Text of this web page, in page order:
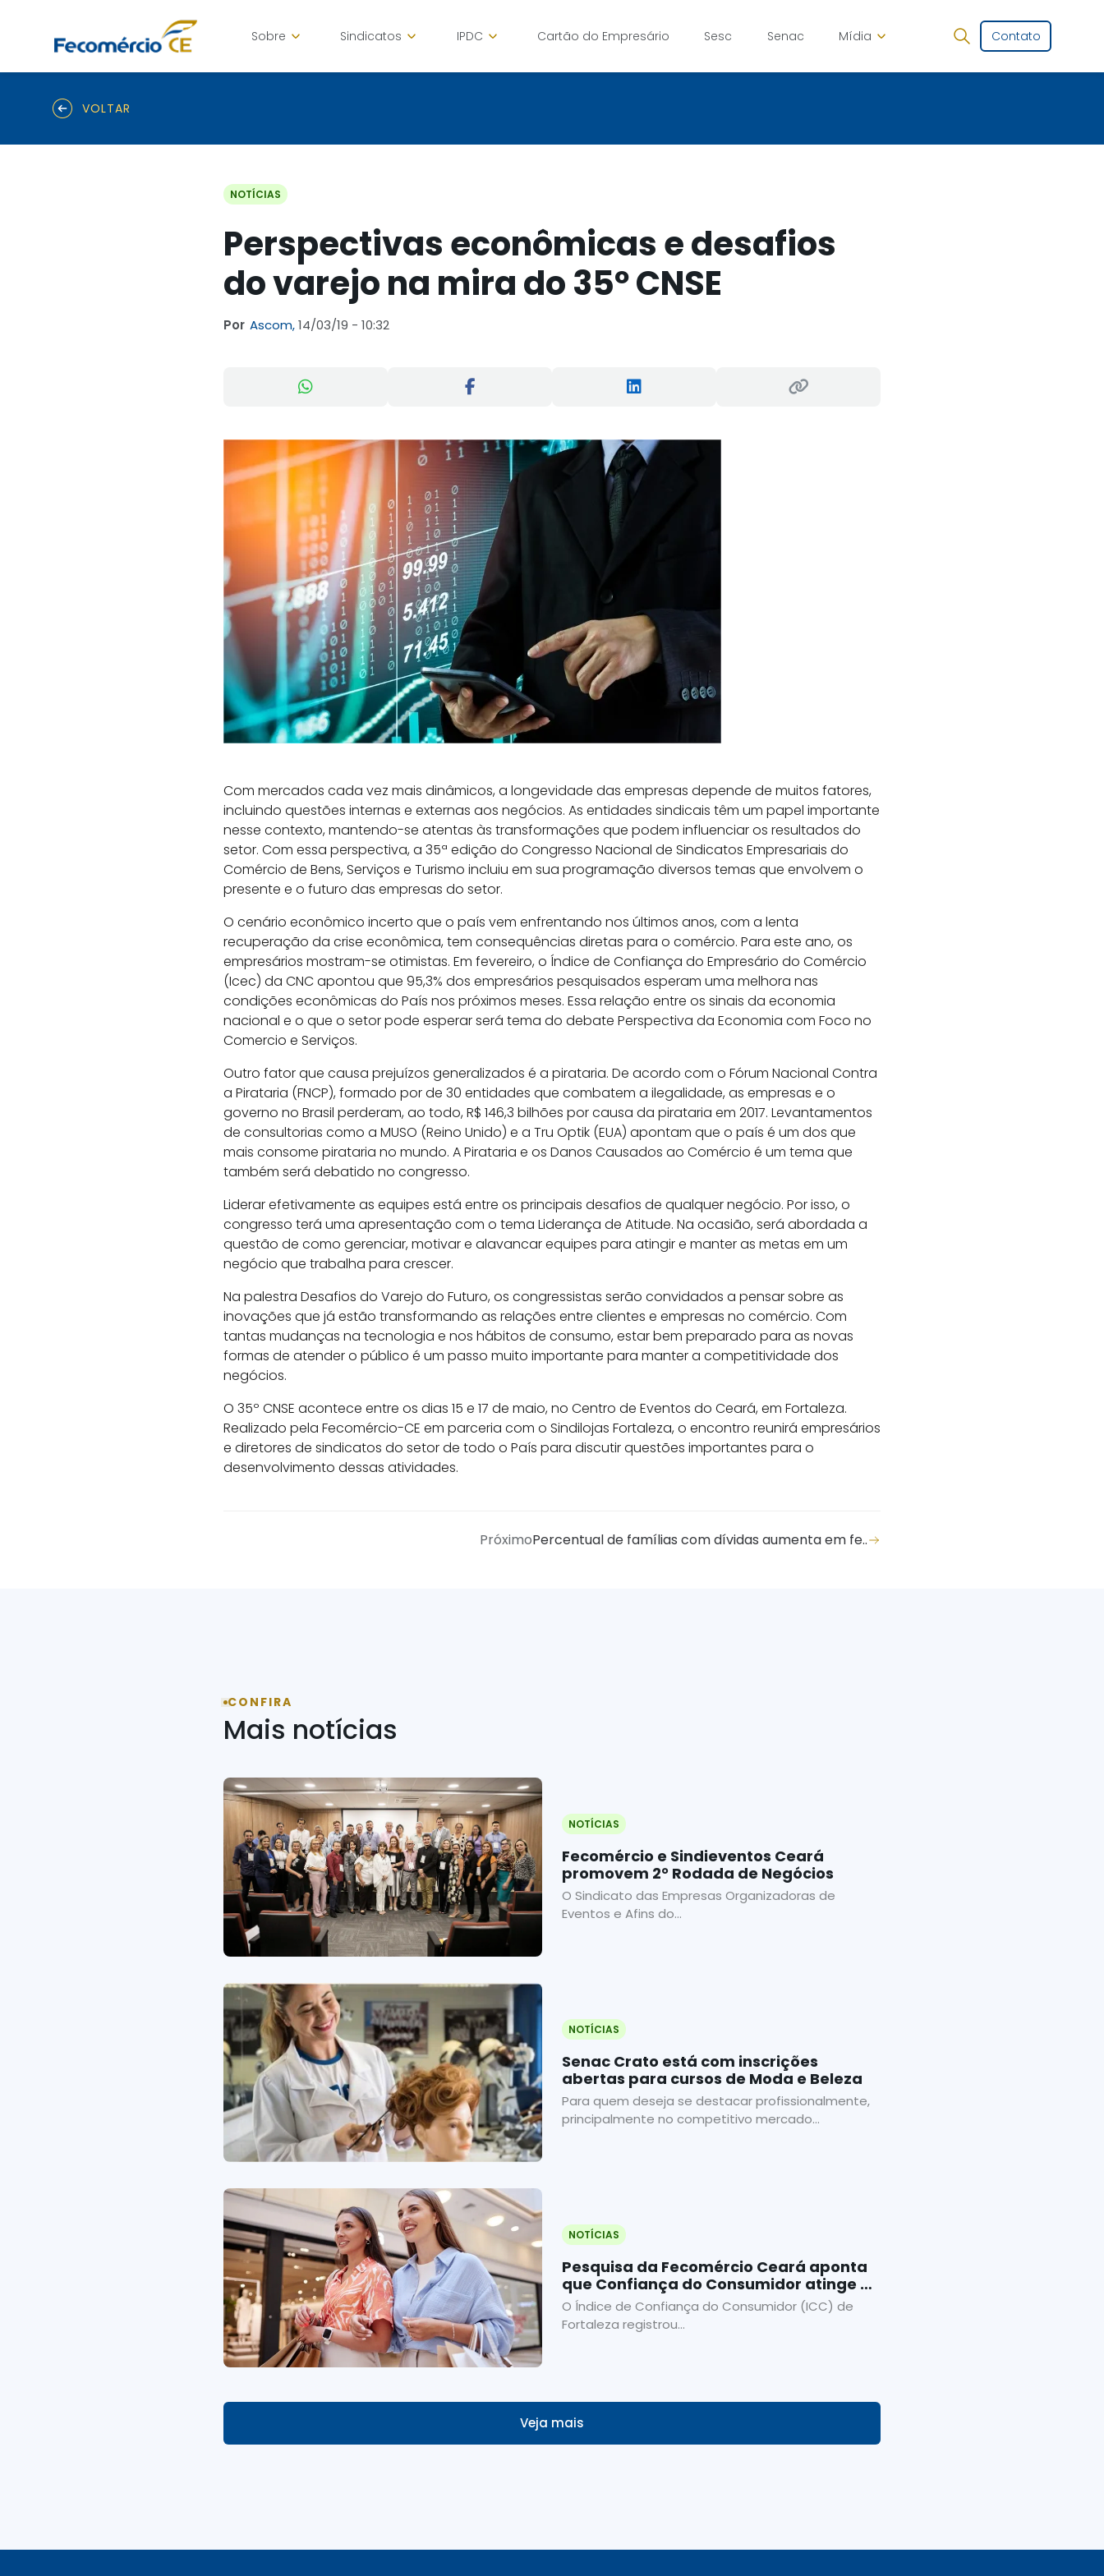
Sobre Sindicatos IPDC Cartão do Empresário Sesc Senac Mídia Contato
VOLTAR
NOTÍCIAS
Perspectivas econômicas e desafios
do varejo na mira do 35º CNSE
Por Ascom,14/03/19 - 10:32
Com mercados cada vez mais dinâmicos, a longevidade das empresas depende de muitos fatores,
incluindo questões internas e externas aos negócios. As entidades sindicais têm um papel importante
nesse contexto, mantendo-se atentas às transformações que podem influenciar os resultados do
setor. Com essa perspectiva, a 35ª edição do Congresso Nacional de Sindicatos Empresariais do
Comércio de Bens, Serviços e Turismo incluiu em sua programação diversos temas que envolvem o
presente e o futuro das empresas do setor.
O cenário econômico incerto que o país vem enfrentando nos últimos anos, com a lenta
recuperação da crise econômica, tem consequências diretas para o comércio. Para este ano, os
empresários mostram-se otimistas. Em fevereiro, o Índice de Confiança do Empresário do Comércio
(Icec) da CNC apontou que 95,3% dos empresários pesquisados esperam uma melhora nas
condições econômicas do País nos próximos meses. Essa relação entre os sinais da economia
nacional e o que o setor pode esperar será tema do debate Perspectiva da Economia com Foco no
Comercio e Serviços.
Outro fator que causa prejuízos generalizados é a pirataria. De acordo com o Fórum Nacional Contra
a Pirataria (FNCP), formado por de 30 entidades que combatem a ilegalidade, as empresas e o
governo no Brasil perderam, ao todo, R$ 146,3 bilhões por causa da pirataria em 2017. Levantamentos
de consultorias como a MUSO (Reino Unido) e a Tru Optik (EUA) apontam que o país é um dos que
mais consome pirataria no mundo. A Pirataria e os Danos Causados ao Comércio é um tema que
também será debatido no congresso.
Liderar efetivamente as equipes está entre os principais desafios de qualquer negócio. Por isso, o
congresso terá uma apresentação com o tema Liderança de Atitude. Na ocasião, será abordada a
questão de como gerenciar, motivar e alavancar equipes para atingir e manter as metas em um
negócio que trabalha para crescer.
Na palestra Desafios do Varejo do Futuro, os congressistas serão convidados a pensar sobre as
inovações que já estão transformando as relações entre clientes e empresas no comércio. Com
tantas mudanças na tecnologia e nos hábitos de consumo, estar bem preparado para as novas
formas de atender o público é um passo muito importante para manter a competitividade dos
negócios.
O 35º CNSE acontece entre os dias 15 e 17 de maio, no Centro de Eventos do Ceará, em Fortaleza.
Realizado pela Fecomércio-CE em parceria com o Sindilojas Fortaleza, o encontro reunirá empresários
e diretores de sindicatos do setor de todo o País para discutir questões importantes para o
desenvolvimento dessas atividades.
PróximoPercentual de famílias com dívidas aumenta em fe..
CONFIRA
Mais notícias
NOTÍCIAS
Fecomércio e Sindieventos Ceará
promovem 2° Rodada de Negócios
O Sindicato das Empresas Organizadoras de
Eventos e Afins do...
NOTÍCIAS
Senac Crato está com inscrições
abertas para cursos de Moda e Beleza
Para quem deseja se destacar profissionalmente,
principalmente no competitivo mercado...
NOTÍCIAS
Pesquisa da Fecomércio Ceará aponta
que Confiança do Consumidor atinge o
melhor resultado do ano em outubro
O Índice de Confiança do Consumidor (ICC) de
Fortaleza registrou...
Veja mais